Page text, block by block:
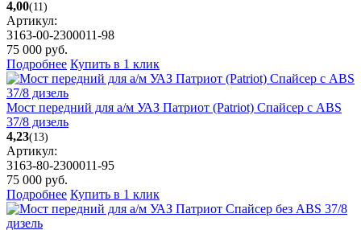
4,00(11)
Артикул:
3163-00-2300011-98
75 000 руб.
Подробнее Купить в 1 клик
Мост передний для а/м УАЗ Патриот (Patriot) Спайсер с ABS
37/8 дизель
4,23(13)
Артикул:
3163-80-2300011-95
75 000 руб.
Подробнее Купить в 1 клик